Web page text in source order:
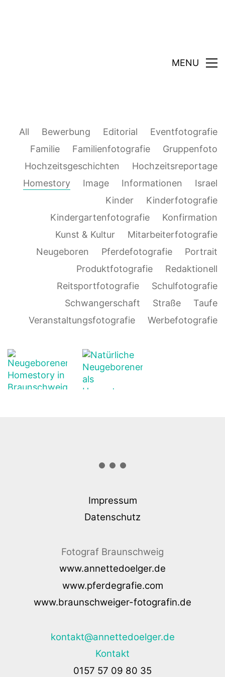
MENU
All Bewerbung Editorial
Eventfotografie
Familie
Familienfotografie
Gruppenfoto
Hochzeitsgeschichten
Hochzeitsreportage
Homestory
Image Informationen
Israel
Kinder
Kinderfotografie
Kindergartenfotografie
Konfirmation
Kunst & Kultur
Mitarbeiterfotografie
Neugeboren
Pferdefotografie
Portrait
Produktfotografie
Redaktionell
Reitsportfotografie
Schulfotografie
Schwangerschaft
Straße
Taufe
Veranstaltungsfotografie
Werbefotografie
Impressum
Datenschutz
Fotograf Braunschweig
www.annettedoelger.de
www.pferdegrafie.com
www.braunschweiger-fotografin.de
kontakt@annettedoelger.de
Kontakt
0157 57 09 80 35